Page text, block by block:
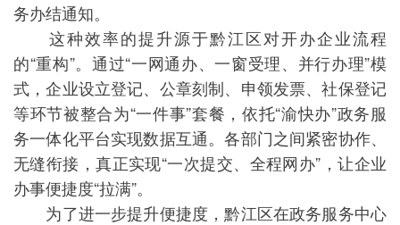
务办结通知。
这种效率的提升源于黔江区对开办企业流程
的“重构”。通过“一网通办、一窗受理、并行办理”模
式，企业设立登记、公章刻制、申领发票、社保登记
等环节被整合为“一件事”套餐，依托“渝快办”政务服
务一体化平台实现数据互通。各部门之间紧密协作、
无缝衔接，真正实现“一次提交、全程网办”，让企业
办事便捷度“拉满”。
为了进一步提升便捷度，黔江区在政务服务中心